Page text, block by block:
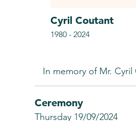
Cyril Coutant
1980 - 2024
In memory of Mr.
Ceremony
Thursday 19/09/2024